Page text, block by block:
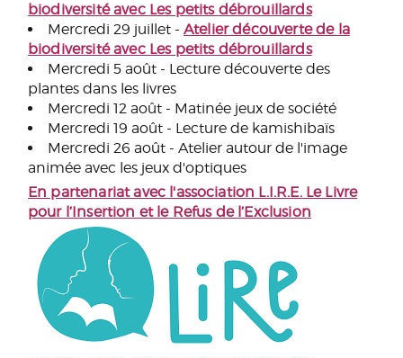
biodiversité avec Les petits débrouillards
Mercredi 29 juillet - Atelier découverte de la
biodiversité avec Les petits débrouillards
Mercredi 5 août - Lecture découverte des
plantes dans les livres
Mercredi 12 août - Matinée jeux de société
Mercredi 19 août - Lecture de kamishibaïs
Mercredi 26 août - Atelier autour de l'image
animée avec les jeux d'optiques
En partenariat avec l'association L.I.R.E. Le Livre
pour l’Insertion et le Refus de l’Exclusion